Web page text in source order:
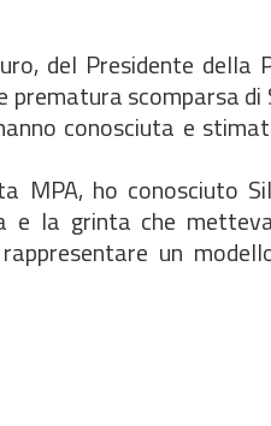
del Presidente della
prematura scomparsa
conosciuta e
MPA, ho conosciuto
e la grinta che
un